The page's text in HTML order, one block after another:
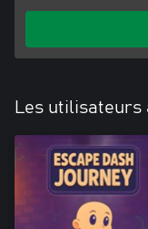
Les utilisateurs